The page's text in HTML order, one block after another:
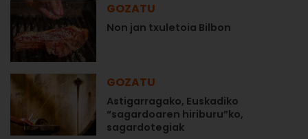
GOZATU
Non jan txuletoia Bilbon
GOZATU
Astigarragako, Euskadiko
“sagardoaren hiriburu”ko,
sagardotegiak